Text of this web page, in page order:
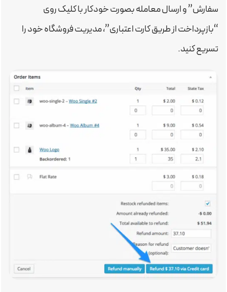
سفارش” و ارسال معامله بصورت خودکار با کلیک روی
“بازپرداخت از طریق کارت اعتباری”، مدیریت فروشگاه خود را
تسریع کنید.